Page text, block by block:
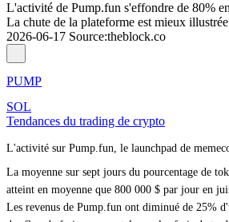
L'activité de Pump.fun s'effondre de 80%
La chute de la plateforme est mieux
2026-06-17 Source:theblock.co
PUMP
SOL
Tendances du trading de crypto
L'activité sur Pump.fun, le launchpad de
La moyenne sur sept jours du pourcentage de
atteint en moyenne que 800 000 $ par jour en
Les revenus de Pump.fun ont diminué de 25%